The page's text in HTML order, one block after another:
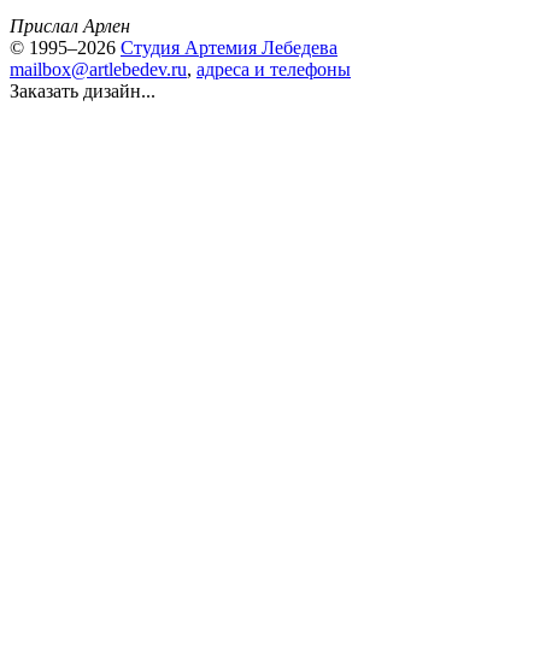
Прислал Арлен
© 1995–2026 Студия Артемия Лебедева
mailbox@artlebedev.ru, адреса и телефоны
Заказать дизайн...